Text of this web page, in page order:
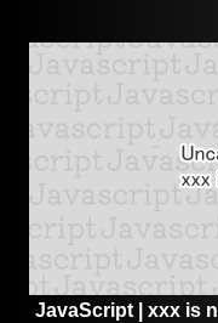
JavaScript | xxx is